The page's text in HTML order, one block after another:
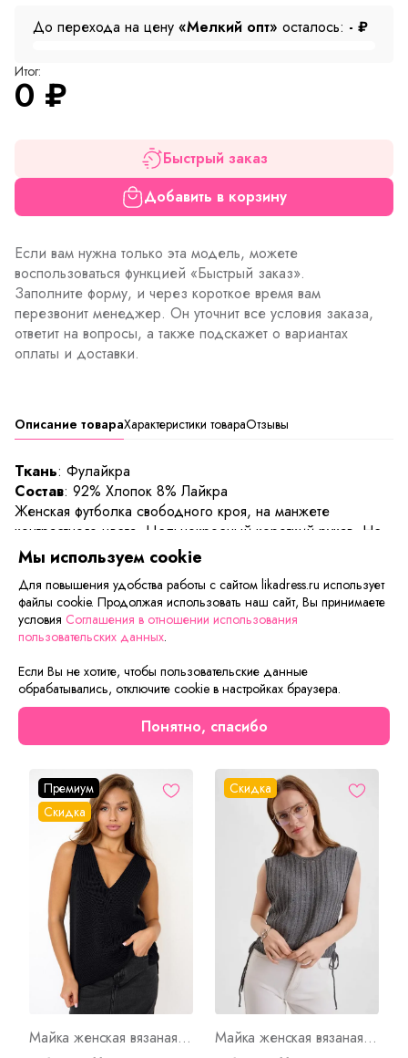
До перехода на цену «Мелкий опт» осталось: - ₽
Итог:
0 ₽
Быстрый заказ
Добавить в корзину
Если вам нужна только эта модель, можете
воспользоваться функцией «Быстрый заказ».
Заполните форму, и через короткое время вам
перезвонит менеджер. Он уточнит все условия заказа,
ответит на вопросы, а также подскажет о вариантах
оплаты и доставки.
Описание товараХарактеристики товараОтзывы
Ткань: Фулайкра
Состав: 92% Хлопок 8% Лайкра
Женская футболка свободного кроя, на манжете
контрастного цвета. Цельнокроеный короткий рукав. Не
только удобная, но и необычная в своём исполнении
модель футболки. Всё внимание притягивает мелкий
принт на груди.
Длина изделия р-р:
44/46 - 62 см, 48/50 - 63 см, 52/54 - 64 см, 56/58 - 65 см
Сейчас на сайте смотрят
Премиум
Скидка
Майка женская вязаная Ч Арт. 10149
Скидка
Майка женская вязаная со шнуровкой С Арт. 10127
Мы используем cookie
Для повышения удобства работы с сайтом likadress.ru использует
файлы cookie. Продолжая использовать наш сайт, Вы принимаете
условия Соглашения в отношении использования
пользовательских данных.
Если Вы не хотите, чтобы пользовательские данные
обрабатывались, отключите cookie в настройках браузера.
Понятно, спасибо